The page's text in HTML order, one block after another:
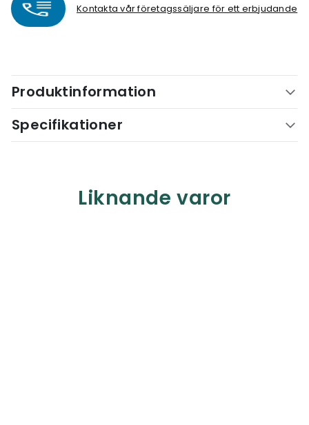
Kontakta vår företagssäljare för ett erbjudande
Produktinformation
Specifikationer
Liknande varor